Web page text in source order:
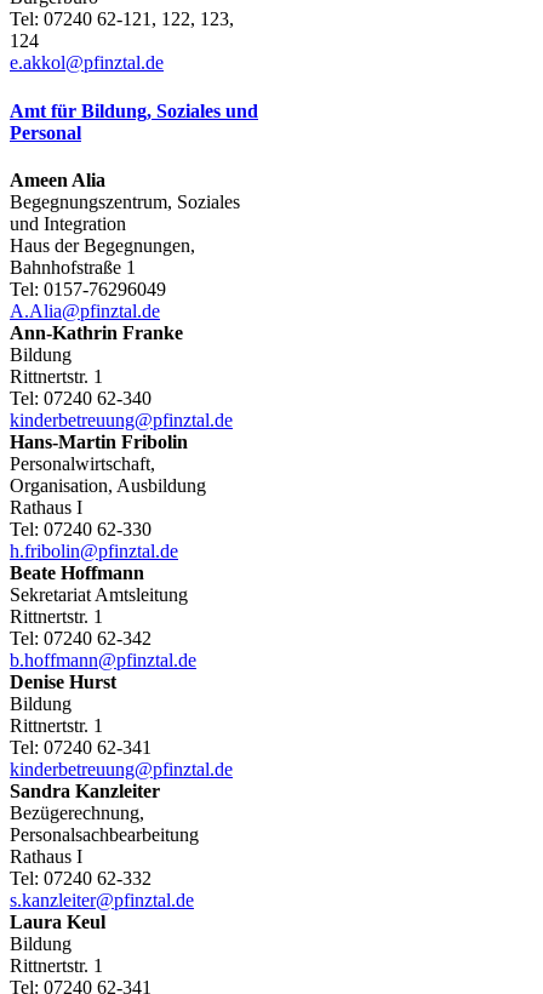
Tel: 07240 62-121, 122, 123,
124
e.akkol@pfinztal.de
Amt für Bildung, Soziales und
Personal
Ameen Alia
Begegnungszentrum, Soziales
und Integration
Haus der Begegnungen,
Bahnhofstraße 1
Tel: 0157-76296049
A.Alia@pfinztal.de
Ann-Kathrin Franke
Bildung
Rittnertstr. 1
Tel: 07240 62-340
kinderbetreuung@pfinztal.de
Hans-Martin Fribolin
Personalwirtschaft,
Organisation, Ausbildung
Rathaus I
Tel: 07240 62-330
h.fribolin@pfinztal.de
Beate Hoffmann
Sekretariat Amtsleitung
Rittnertstr. 1
Tel: 07240 62-342
b.hoffmann@pfinztal.de
Denise Hurst
Bildung
Rittnertstr. 1
Tel: 07240 62-341
kinderbetreuung@pfinztal.de
Sandra Kanzleiter
Bezügerechnung,
Personalsachbearbeitung
Rathaus I
Tel: 07240 62-332
s.kanzleiter@pfinztal.de
Laura Keul
Bildung
Rittnertstr. 1
Tel: 07240 62-341